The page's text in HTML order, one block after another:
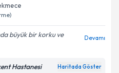
büyük bir korku ve
Devamı
Hastanesi Haritada Göster